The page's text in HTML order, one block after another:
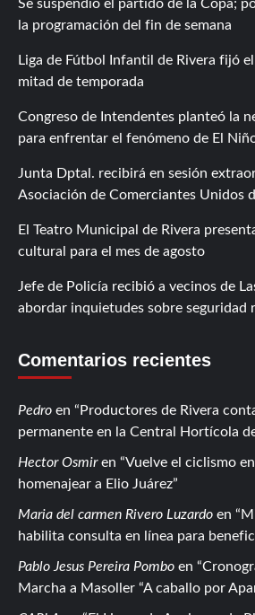
Se suspendió el partido de la Copa;
la programación del fin de semana
Liga de Fútbol Infantil de Rivera fijó
mitad de temporada
Congreso de Intendentes planteó la
para enfrentar el fenómeno de El
Junta Dptal. recibirá en sesión
Asociación de Comerciantes Unidos
El Teatro Municipal de Rivera
cultural para el mes de agosto
Jefe de Policía recibió a vecinos de
abordar inquietudes sobre seguridad
Comentarios recientes
Pedro en
Productores de Rivera
permanente en la Central Hortícola
Hector Osmiren
Vuelve el ciclismo
homenajear a Elio Juárez
Maria del carmen Rivero Luzardo en
habilita consulta en línea para
Pablo Jesus Pereira Pombo en
Marcha a Masoller “A caballo por